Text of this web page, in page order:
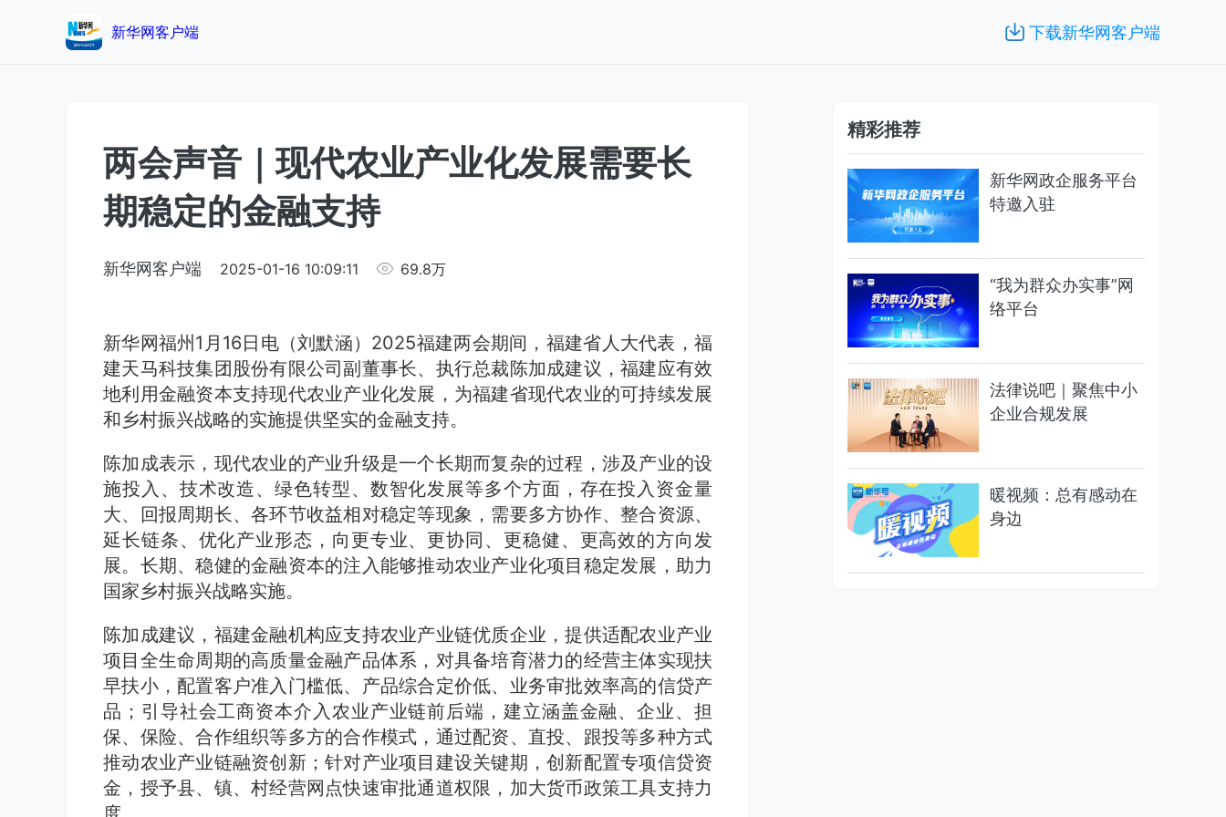
新华网客户端 下载新华网客户端
两会声音｜现代农业产业化发展需要长
期稳定的金融支持
新华网客户端 2025-01-16 10:09:11 69.8万
新华网福州1月16日电（刘默涵）2025福建两会期间，福建省人大代表，福
建天马科技集团股份有限公司副董事长、执行总裁陈加成建议，福建应有效
地利用金融资本支持现代农业产业化发展，为福建省现代农业的可持续发展
和乡村振兴战略的实施提供坚实的金融支持。
陈加成表示，现代农业的产业升级是一个长期而复杂的过程，涉及产业的设
施投入、技术改造、绿色转型、数智化发展等多个方面，存在投入资金量
大、回报周期长、各环节收益相对稳定等现象，需要多方协作、整合资源、
延长链条、优化产业形态，向更专业、更协同、更稳健、更高效的方向发
展。长期、稳健的金融资本的注入能够推动农业产业化项目稳定发展，助力
国家乡村振兴战略实施。
陈加成建议，福建金融机构应支持农业产业链优质企业，提供适配农业产业
项目全生命周期的高质量金融产品体系，对具备培育潜力的经营主体实现扶
早扶小，配置客户准入门槛低、产品综合定价低、业务审批效率高的信贷产
品；引导社会工商资本介入农业产业链前后端，建立涵盖金融、企业、担
保、保险、合作组织等多方的合作模式，通过配资、直投、跟投等多种方式
推动农业产业链融资创新；针对产业项目建设关键期，创新配置专项信贷资
金，授予县、镇、村经营网点快速审批通道权限，加大货币政策工具支持力
精彩推荐
新华网政企服务平台
特邀入驻
“我为群众办实事”网
络平台
法律说吧｜聚焦中小
企业合规发展
暖视频：总有感动在
身边